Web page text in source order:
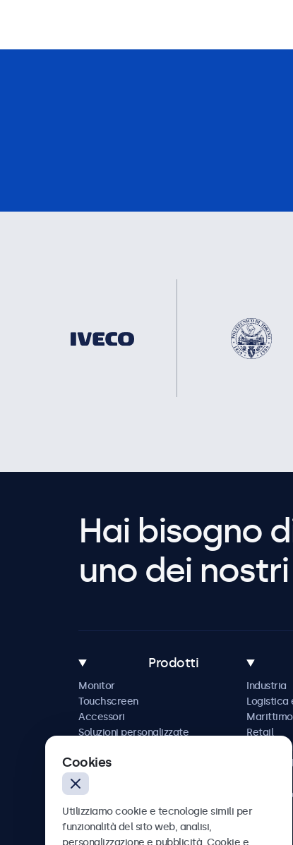
Hai bisogno
uno dei
Prodotti
Monitor
Touchscreen
Accessori
Soluzioni personalizzate
Industria
Logistica
Marittimo
Retail
AV e
Sanità
Cookies
Utilizziamo cookie e tecnologie simili per
funzionalità del sito web, analisi,
personalizzazione e pubblicità. Cookie e